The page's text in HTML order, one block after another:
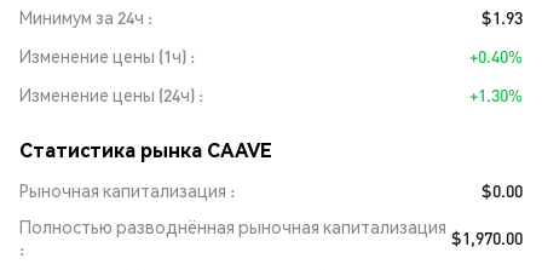
Минимум за 24ч
$1.93
Изменение цены (1ч)
+0.40%
Изменение цены (24ч)
+1.30%
Статистика рынка CAAVE
Рыночная капитализация
$0.00
Полностью разводнённая рыночная капитализация $1,970.00